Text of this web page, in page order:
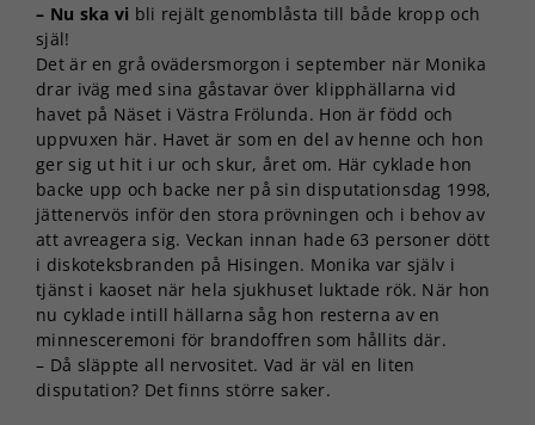
– Nu ska vi bli rejält genomblåsta till både kropp och
själ!
Det är en grå ovädersmorgon i september när Monika
drar iväg med sina gåstavar över klipphällarna vid
havet på Näset i Västra Frölunda. Hon är född och
uppvuxen här. Havet är som en del av henne och hon
ger sig ut hit i ur och skur, året om. Här cyklade hon
backe upp och backe ner på sin disputationsdag 1998,
jättenervös inför den stora prövningen och i behov av
att avreagera sig. Veckan innan hade 63 personer dött
i diskoteksbranden på Hisingen. Monika var själv i
tjänst i kaoset när hela sjukhuset luktade rök. När hon
nu cyklade intill hällarna såg hon resterna av en
minnesceremoni för brandoffren som hållits där.
– Då släppte all nervositet. Vad är väl en liten
disputation? Det finns större saker.